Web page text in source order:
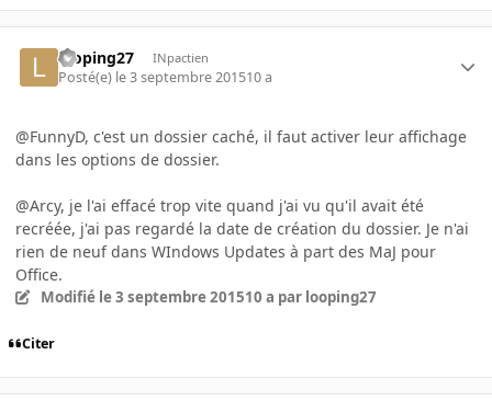
looping27 INpactien
Posté(e) le 3 septembre 201510 a
@FunnyD, c'est un dossier caché, il faut activer leur affichage
dans les options de dossier.
@Arcy, je l'ai effacé trop vite quand j'ai vu qu'il avait été
recréée, j'ai pas regardé la date de création du dossier. Je n'ai
rien de neuf dans WIndows Updates à part des MaJ pour
Office.
Modifié le 3 septembre 201510 a par looping27
Citer